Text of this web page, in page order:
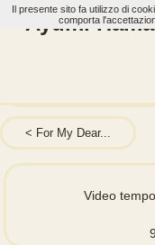
Ayumi
For My Dear...
Video
Il presente sito fa utilizzo di
comporta